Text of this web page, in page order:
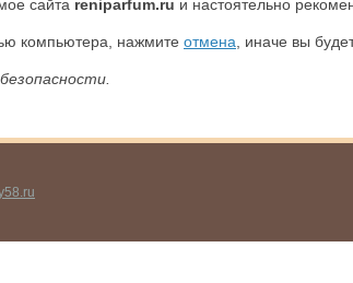
сайта reniparfum.ru и настоятельно
компьютера, нажмите отмена , иначе вы